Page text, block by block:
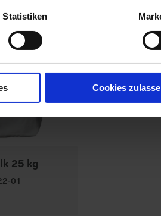
Statistiken
Cookies
25 kg
01